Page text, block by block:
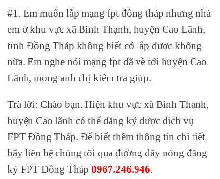
#1. Em muốn lắp mạng fpt đồng tháp nhưng nhà
em ở khu vực xã Bình Thạnh, huyện Cao Lãnh,
tỉnh Đồng Tháp không biết có lắp được không
nữa. Em nghe nói mạng fpt đã về tới huyện Cao
Lãnh, mong anh chị kiểm tra giúp.
Trà lời: Chào bạn. Hiện khu vực xã Bình Thạnh,
huyện Cao lãnh có thể đăng ký được dịch vụ
FPT Đồng Tháp. Để biết thêm thông tin chi tiết
hãy liên hệ chúng tôi qua đường dây nóng đăng
ký FPT Đồng Tháp 0967.246.946.